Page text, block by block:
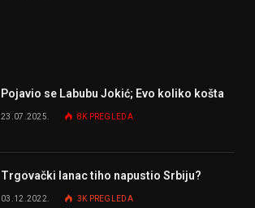
Pojavio se Labubu Jokić; Evo koliko košta
23.07.2025. 8K PREGLEDA
Trgovački lanac tiho napustio Srbiju?
03.12.2022. 3K PREGLEDA